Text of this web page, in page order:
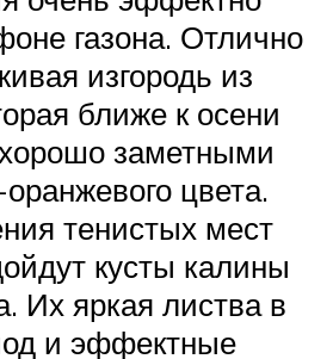
газона. Отлично
изгородь из
ближе к осени
заметными
цвета.
тенистых мест
кусты калины
Их яркая листва в
и эффектные